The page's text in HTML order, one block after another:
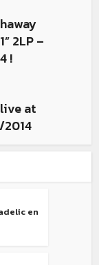
2LP –
!
at
en